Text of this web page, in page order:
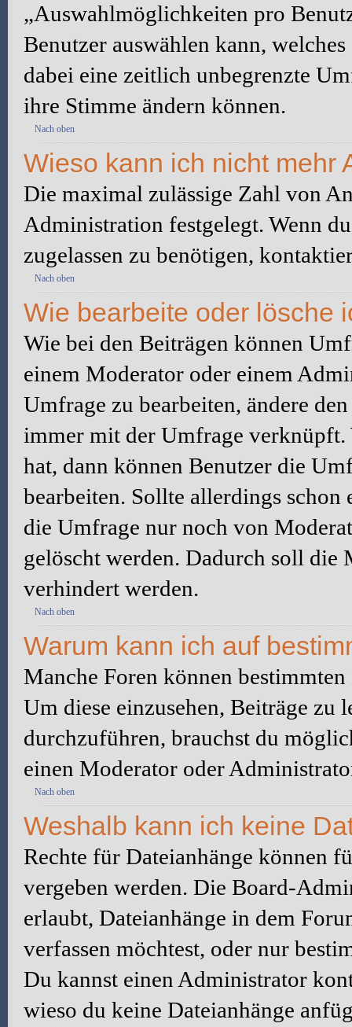
„Auswahlmöglichkeiten pro
Benutzer auswählen kann,
dabei eine zeitlich unbegrenzte
ihre Stimme ändern können.
Nach oben
Wieso kann ich nicht mehr
Die maximal zulässige Zahl von
Administration festgelegt. Wenn
zugelassen zu benötigen,
Nach oben
Wie bearbeite oder lösche
Wie bei den Beiträgen können
einem Moderator oder einem
Umfrage zu bearbeiten, ändere
immer mit der Umfrage verknüpft.
hat, dann können Benutzer die
bearbeiten. Sollte allerdings schon
die Umfrage nur noch von
gelöscht werden. Dadurch soll
verhindert werden.
Nach oben
Warum kann ich auf
Manche Foren können
Um diese einzusehen, Beiträge zu
durchzuführen, brauchst du
einen Moderator oder
Nach oben
Weshalb kann ich keine
Rechte für Dateianhänge können
vergeben werden. Die Board-
erlaubt, Dateianhänge in dem
verfassen möchtest, oder nur
Du kannst einen Administrator
wieso du keine Dateianhänge